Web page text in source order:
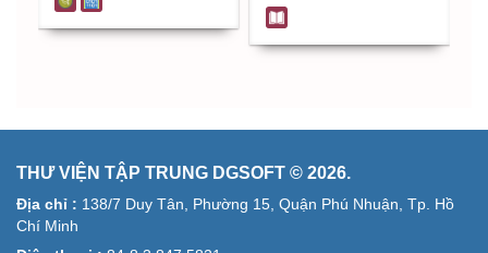
THƯ VIỆN TẬP TRUNG DGSOFT © 2026.
Địa chỉ : 138/7 Duy Tân, Phường 15, Quận Phú Nhuận, Tp. Hồ
Chí Minh